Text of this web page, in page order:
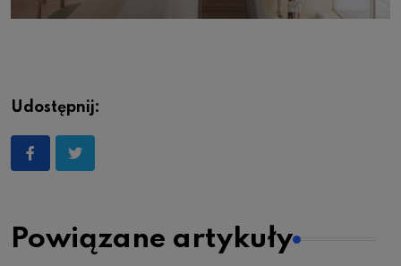
Udostępnij:
Powiązane artykuły